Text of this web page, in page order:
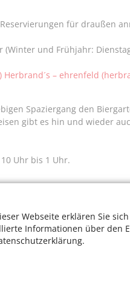
Webseite erklären Sie
Informationen über den
für draußen
(Winter und Frühjahr:
Herbrand´s – ehrenfeld
Spaziergang den
gibt es hin und wieder
Uhr bis 1 Uhr.
Dom. Der angrenzende
Getränke mit
16–22 Uhr, Freitag 14–22
Sonntagsbrunch.